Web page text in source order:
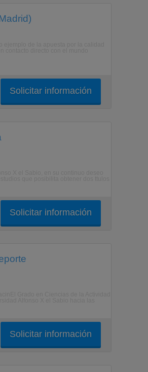
Solicitar información
Solicitar información
Solicitar información